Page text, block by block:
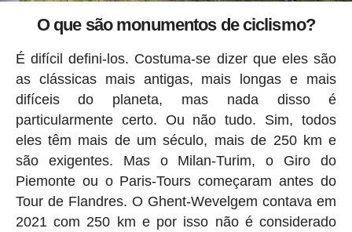
O que são monumentos de ciclismo?
É difícil defini-los. Costuma-se dizer que eles são
as clássicas mais antigas, mais longas e mais
difíceis do planeta, mas nada disso é
particularmente certo. Ou não tudo. Sim, todos
eles têm mais de um século, mais de 250 km e
são exigentes. Mas o Milan-Turim, o Giro do
Piemonte ou o Paris-Tours começaram antes do
Tour de Flandres. O Ghent-Wevelgem contava em
2021 com 250 km e por isso não é considerado